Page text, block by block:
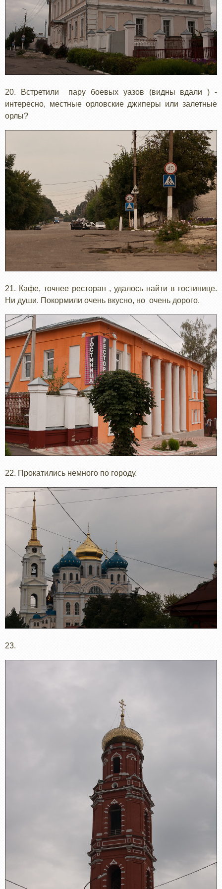
20. Встретили пару боевых уазов (видны вдали ) -
интересно, местные орловские джиперы или залетные
орлы?
21. Кафе, точнее ресторан , удалось найти в гостинице.
Ни души. Покормили очень вкусно, но очень дорого.
22. Прокатились немного по городу.
23.